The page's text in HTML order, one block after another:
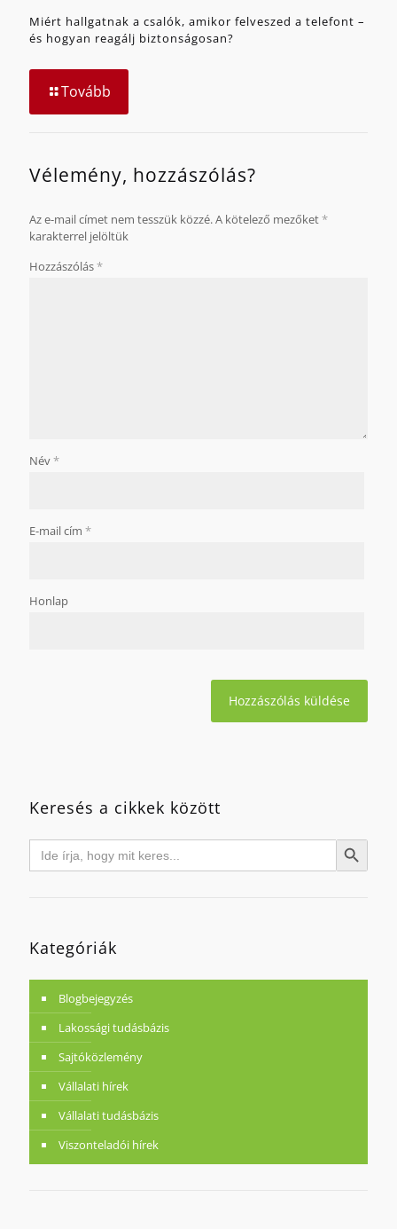
Miért hallgatnak a csalók, amikor felveszed a telefont –
és hogyan reagálj biztonságosan?
Tovább
Vélemény, hozzászólás?
Az e-mail címet nem tesszük közzé.A kötelező mezőket*
karakterrel jelöltük
Hozzászólás*
Név*
E-mail cím *
Honlap
Keresés a cikkek között
Search
for: Search Button
Kategóriák
Blogbejegyzés
Lakossági tudásbázis
Sajtóközlemény
Vállalati hírek
Vállalati tudásbázis
Viszonteladói hírek